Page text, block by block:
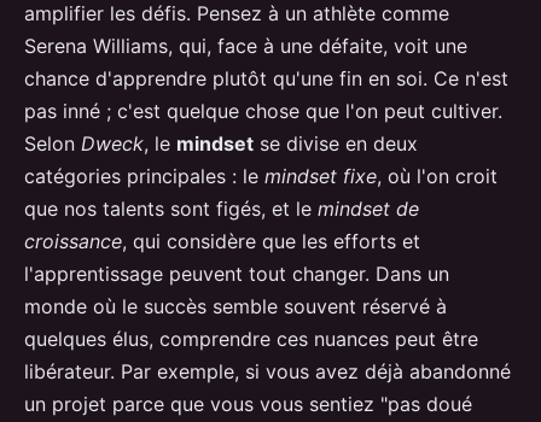
amplifier les défis. Pensez à un athlète comme
Serena Williams, qui, face à une défaite, voit une
chance d'apprendre plutôt qu'une fin en soi. Ce n'est
pas inné ; c'est quelque chose que l'on peut cultiver.
Selon Dweck, le mindset se divise en deux
catégories principales : le mindset fixe, où l'on croit
que nos talents sont figés, et le mindset de
croissance, qui considère que les efforts et
l'apprentissage peuvent tout changer. Dans un
monde où le succès semble souvent réservé à
quelques élus, comprendre ces nuances peut être
libérateur. Par exemple, si vous avez déjà abandonné
un projet parce que vous vous sentiez "pas doué